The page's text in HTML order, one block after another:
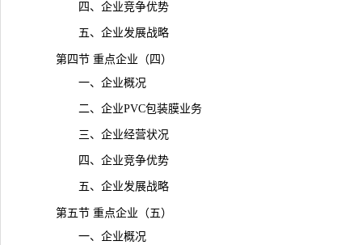
四、企业竞争优势
五、企业发展战略
第四节 重点企业（四）
一、企业概况
二、企业PVC包装膜业务
三、企业经营状况
四、企业竞争优势
五、企业发展战略
第五节 重点企业（五）
一、企业概况